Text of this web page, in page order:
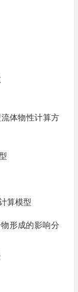
体物性计算方
算模型
形成的影响分